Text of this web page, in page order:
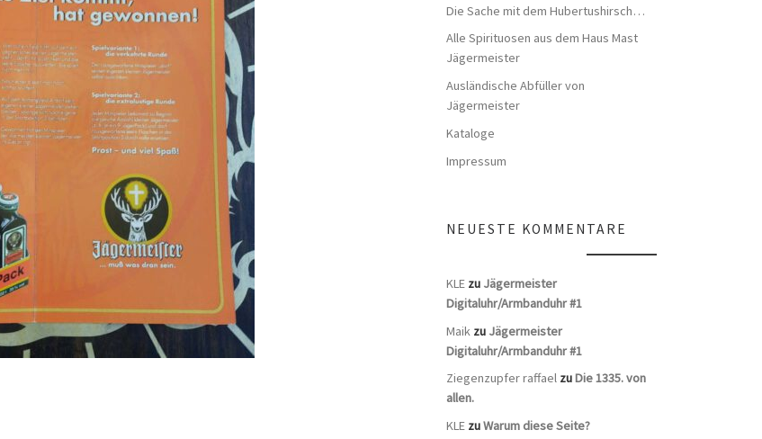
Die Sache mit dem Hubertushirsch…
Alle Spirituosen aus dem Haus Mast
Jägermeister
Ausländische Abfüller von
Jägermeister
Kataloge
Impressum
NEUESTE KOMMENTARE
KLEzu Jägermeister
Digitaluhr/Armbanduhr #1
Maik zu Jägermeister
Digitaluhr/Armbanduhr #1
Ziegenzupfer raffaelzuDie 1335. von
allen.
KLEzuWarum diese Seite?